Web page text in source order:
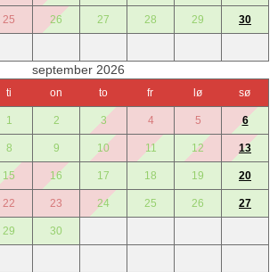
25 26 27 28 29 30
september 2026
ti on to fr lø sø
1 2 3 4 5 6
8 9 10 11 12 13
15 16 17 18 19 20
22 23 24 25 26 27
29 30